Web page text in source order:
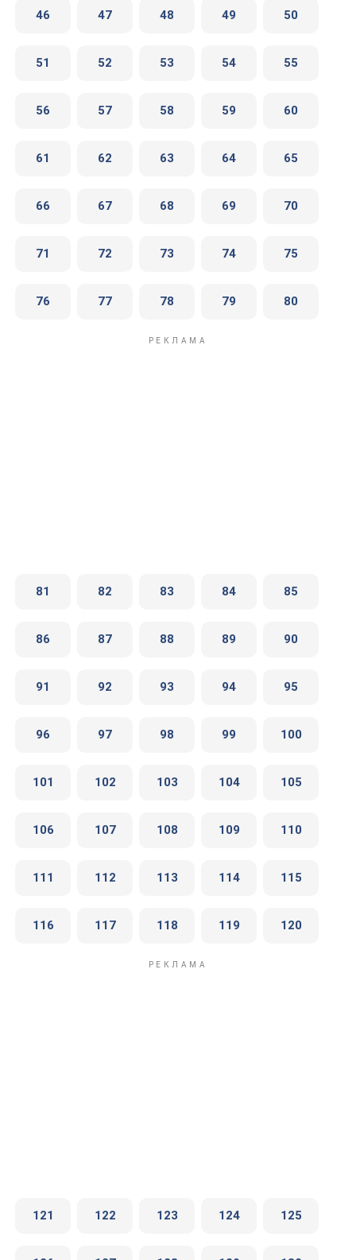
Play Video
46 47 48 49 50
51 52 53 54 55
56 57 58 59 60
61 62 63 64 65
66 67 68 69 70
71 72 73 74 75
76 77 78 79 80
81 82 83 84 85
86 87 88 89 90
91 92 93 94 95
96 97 98 99 100
101 102 103 104 105
106 107 108 109 110
111 112 113 114 115
116 117 118 119 120
121 122 123 124 125